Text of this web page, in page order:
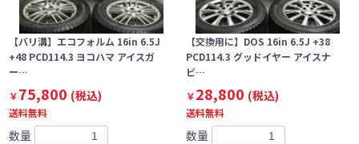
【バリ溝】エコフォルム 16in 6.5J
+48 PCD114.3 ヨコハマ アイスガ
ー…
￥75,800 (税込)
送料無料
数量
【交換用に】DOS 16in 6.5J +38
PCD114.3 グッドイヤー アイスナ
ビ…
￥28,800 (税込)
送料無料
数量